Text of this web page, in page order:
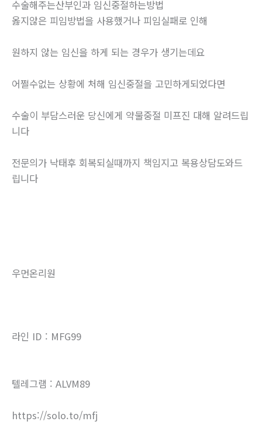
수술해주는산부인과 임신중절하는방법
옳지않은 피임방법을 사용했거나 피임실패로 인해
원하지 않는 임신을 하게 되는 경우가 생기는데요
어쩔수없는 상황에 처해 임신중절을 고민하게되었다면
수술이 부담스러운 당신에게 약물중절 미프진 대해 알려드립
니다
전문의가 낙태후 회복되실때까지 책임지고 복용상담도와드
립니다
우먼온리원
라인 ID : MFG99
텔레그램 : ALVM89
https://solo.to/mfj